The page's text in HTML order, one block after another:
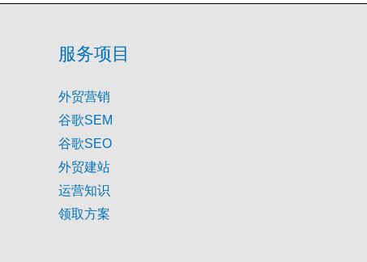
服务项目
外贸营销
谷歌SEM
谷歌SEO
外贸建站
运营知识
领取方案